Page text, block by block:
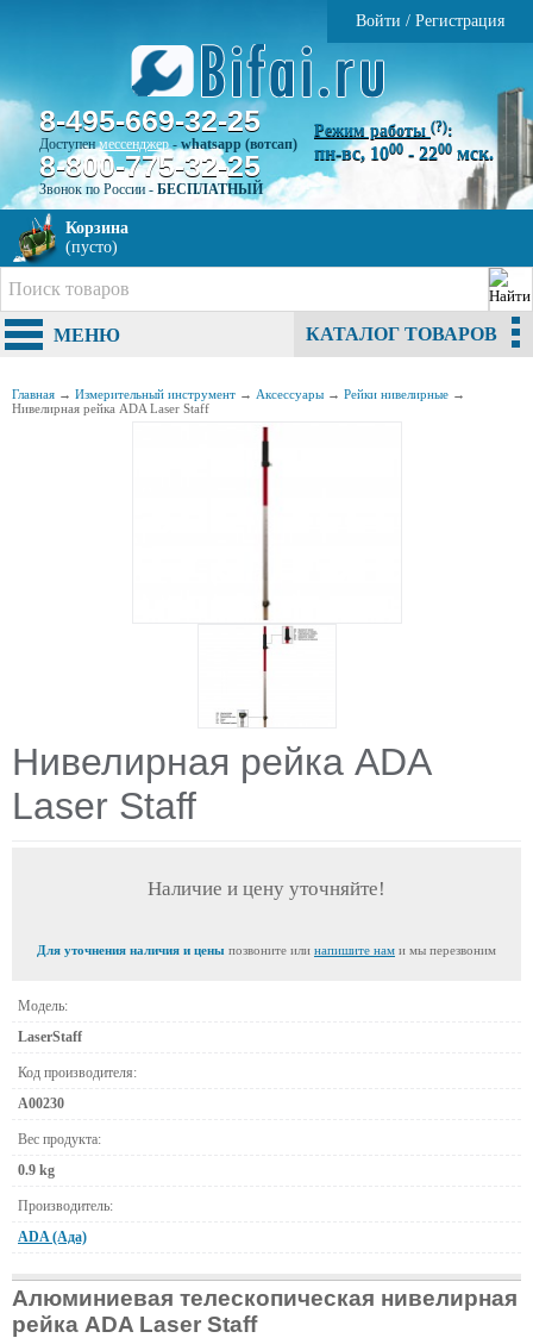
Войти / Регистрация
8-495-669-32-25
Доступенмессенджер-whatsapp (вотсап)
8-800-775-32-25
Звонок по России - БЕСПЛАТНЫЙ
Режим работы (?):
пн-вс, 1000 - 2200 мск.
Корзина
(пусто)
МЕНЮ КАТАЛОГ ТОВАРОВ
Главная → Измерительный инструмент → Аксессуары → Рейки нивелирные →
Нивелирная рейка ADA Laser Staff
Нивелирная рейка ADA
Laser Staff
Наличие и цену уточняйте!
Для уточнения наличия и цены позвоните или напишите нам и мы перезвоним
Модель:
LaserStaff
Код производителя:
А00230
Вес продукта:
0.9 kg
Производитель:
ADA (Ада)
Алюминиевая телескопическая нивелирная
рейка ADA Laser Staff